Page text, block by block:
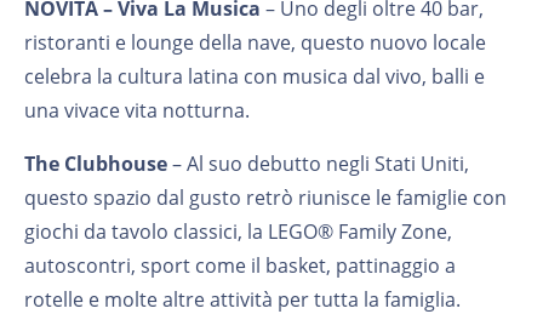
NOVITÀ– Viva La Musica – Uno degli oltre 40 bar,
ristoranti e lounge della nave, questo nuovo locale
celebra la cultura latina con musica dal vivo, balli e
una vivace vita notturna.
The Clubhouse– Al suo debutto negli Stati Uniti,
questo spazio dal gusto retrò riunisce le famiglie con
giochi da tavolo classici, la LEGO® Family Zone,
autoscontri, sport come il basket, pattinaggio a
rotelle e molte altre attività per tutta la famiglia.